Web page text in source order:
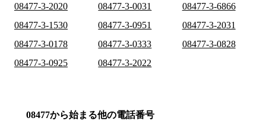
08477-3-2020
08477-3-0031
08477-3-6866
08477-3-1530
08477-3-0951
08477-3-2031
08477-3-0178
08477-3-0333
08477-3-0828
08477-3-0925
08477-3-2022
08477から始まる他の電話番号